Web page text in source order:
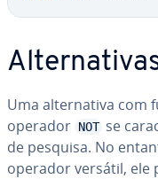
Uma al­ter­na­tiva com
operador NOT se
de pesquisa. No
operador versátil, ele